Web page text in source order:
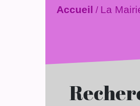
Accueil / La